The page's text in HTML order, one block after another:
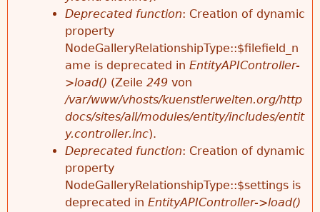
Deprecated function: Creation of dynamic
property
NodeGalleryRelationshipType::$filefield_n
ame is deprecated in EntityAPIController-
>load() (Zeile 249 von
/var/www/vhosts/kuenstlerwelten.org/http
docs/sites/all/modules/entity/includes/entit
y.controller.inc).
Deprecated function: Creation of dynamic
property
NodeGalleryRelationshipType::$settings is
deprecated in EntityAPIController->load()